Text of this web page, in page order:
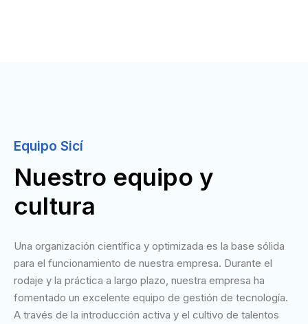
Equipo Sicí
Nuestro equipo y
cultura
Una organización científica y optimizada es la base sólida
para el funcionamiento de nuestra empresa. Durante el
rodaje y la práctica a largo plazo, nuestra empresa ha
fomentado un excelente equipo de gestión de tecnología.
A través de la introducción activa y el cultivo de talentos